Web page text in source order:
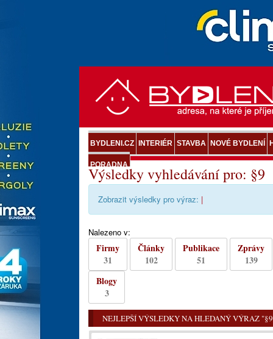
BYDLENI.CZ INTERIÉR STAVBA NOVÉ BYDLENÍ
PORADNA
Výsledky vyhledávání pro: §9
Zobrazit výsledky pro výraz: |
Nalezeno v:
Firmy
31
Články
102
Publikace
51
Zprávy
139
Blogy
3
NEJLEPŠÍ VÝSLEDKY NA HLEDANÝ VÝRAZ